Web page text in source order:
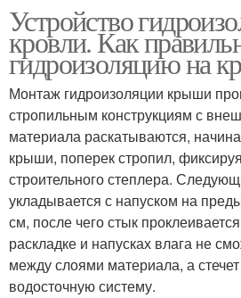
Устройство
кровли. Как
гидроизоляцию на
Монтаж гидроизоляции крыши
стропильным конструкциям с
материала раскатываются,
крыши, поперек стропил,
строительного степлера.
укладывается с напуском на
см, после чего стык
раскладке и напусках влага не
между слоями материала, а
водосточную систему.